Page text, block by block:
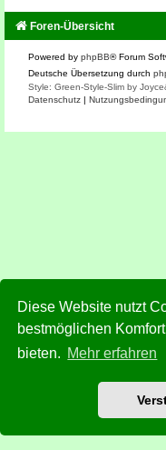
Diese Website nutzt
bestmöglichen
bieten. Mehr erfahren
Foren-Übersicht
Powered by phpBB® Forum
Deutsche Übersetzung durch
Style: Green-Style-Slim by
Datenschutz |